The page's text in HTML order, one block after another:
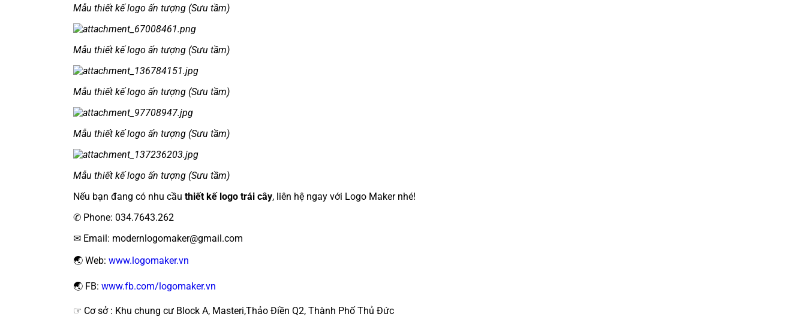
Mẫu thiết kế logo ấn tượng (Sưu tầm)
Mẫu thiết kế logo ấn tượng (Sưu tầm)
Mẫu thiết kế logo ấn tượng (Sưu tầm)
Mẫu thiết kế logo ấn tượng (Sưu tầm)
Mẫu thiết kế logo ấn tượng (Sưu tầm)
Nếu bạn đang có nhu cầu thiết kế logo trái cây, liên hệ ngay với Logo Maker nhé!
✆ Phone: 034.7643.262
✉ Email: modernlogomaker@gmail.com
🌏 Web: www.logomaker.vn
🌏 FB: www.fb.com/logomaker.vn
☞ Cơ sở : Khu chung cư Block A, Masteri,Thảo Điền Q2, Thành Phố Thủ Đức